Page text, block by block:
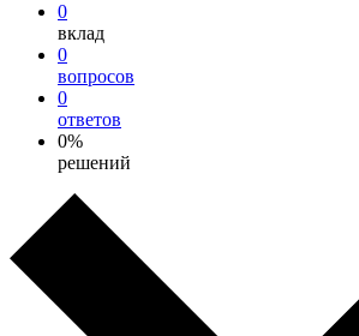
0
вклад
0
вопросов
0
ответов
0%
решений